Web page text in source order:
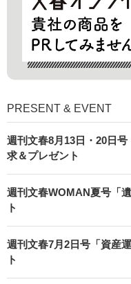
PRESENT & EVENT
週刊文春8月13日・20日
求＆プレゼント
週刊文春WOMAN夏号「
ト
週刊文春7月2日号「資産
ト